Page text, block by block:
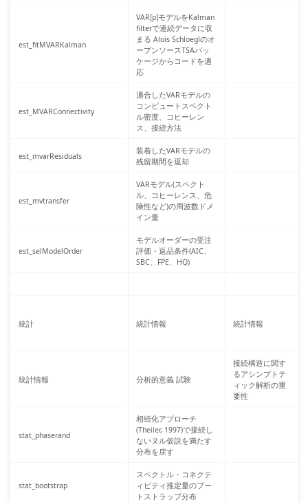
est_fitMVARKalman
VAR[p]モデルをKalman
filterで連続データに収
まる Alois Schloeglのオ
ープンソースTSAパッ
ケージからコードを適
応
est_MVARConnectivity
適合したVARモデルの
コンピュートスペクト
ル密度、コヒーレン
ス、接続方法
est_mvarResiduals
装着したVARモデルの
残留期間を返却
est_mvtransfer
VARモデル(スペクト
ル、コヒーレンス、危
険性など)の周波数ドメ
イン量
est_selModelOrder
モデルオーダーの受注
評価・返品条件(AIC、
SBC、FPE、HQ)
統計 統計情報 統計情報
統計情報 分析的意義 試験
接続構造に関す
るアシンプトテ
ィック解析の重
要性
stat_phaserand
相続化アプローチ
(Theiler, 1997)で接続し
ないヌル仮説を満たす
分布を戻す
stat_bootstrap
スペクトル・コネクテ
ィビティ推定量のブー
トストラップ分布